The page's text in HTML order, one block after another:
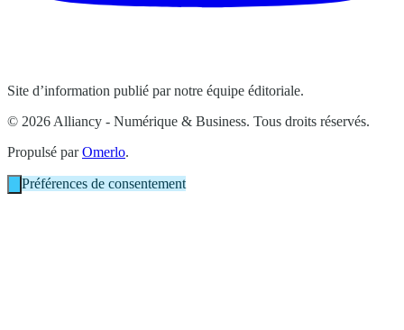
Site d’information publié par notre équipe éditoriale.
© 2026 Alliancy - Numérique & Business. Tous droits réservés.
Propulsé parOmerlo.
Préférences de consentement